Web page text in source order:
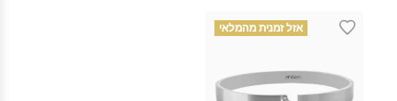
אזל זמנית מהמלאי